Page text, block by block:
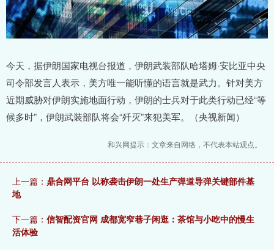
今天，据伊朗国家电视台报道，伊朗武装部队哈塔姆·安比亚中央
司令部发言人表示，美方唯一能听懂的语言就是武力。针对美方
近期威胁对伊朗实施地面行动，伊朗的士兵对于此类行动已经“等
候多时”，伊朗武装部队将会“歼灭”来犯美军。（央视新闻）
和兴网提示：文章来自网络，不代表本站观点。
上一篇： 鼎合网平台 以称袭击伊朗一处生产弹道导弹关键部件基
地
下一篇： 信智配资官网 成都宽窄巷子闲逛：茶馆与小吃中的慢生
活体验